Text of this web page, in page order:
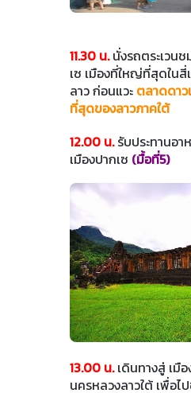
11.30 น.นั่งรถตระเวนช
เซ เมืองที่ใหญ่ที่สุดใน
ลาว ก่อนแวะ ตลาดดา
ที่สุดของลาวภาคใต้
12.00 น.รับประทานอา
เมืองปากเซ (มื้อที่5)
13.00 น.เดินทางสู่ เมื
นครหลวงลาวใต้ เพื่อไ